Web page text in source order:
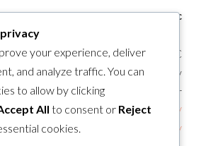
Waszak Ludovic
enseignant-animateur ESC
agricole E.Pisani – Montreuil Bellay
ludovic.waszak@educagri.fr
Artiste :https://www.unpointcinq.fr/
https://www.theatre-thouars.com/
your experience, deliver
and analyze traffic. You can
to allow by clicking
All to consent or Reject
cookies.